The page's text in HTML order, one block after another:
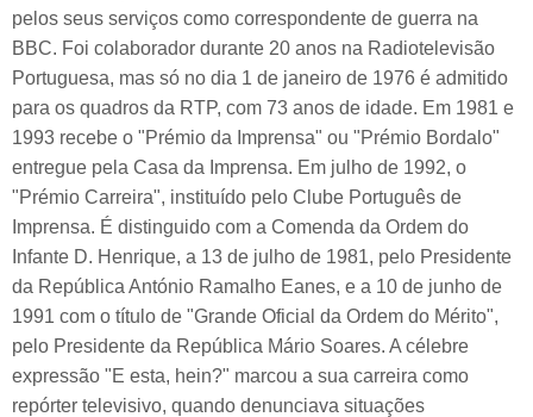
pelos seus serviços como correspondente de guerra na
BBC. Foi colaborador durante 20 anos na Radiotelevisão
Portuguesa, mas só no dia 1 de janeiro de 1976 é admitido
para os quadros da RTP, com 73 anos de idade. Em 1981 e
1993 recebe o "Prémio da Imprensa" ou "Prémio Bordalo"
entregue pela Casa da Imprensa. Em julho de 1992, o
"Prémio Carreira", instituído pelo Clube Português de
Imprensa. É distinguido com a Comenda da Ordem do
Infante D. Henrique, a 13 de julho de 1981, pelo Presidente
da República António Ramalho Eanes, e a 10 de junho de
1991 com o título de "Grande Oficial da Ordem do Mérito",
pelo Presidente da República Mário Soares. A célebre
expressão "E esta, hein?" marcou a sua carreira como
repórter televisivo, quando denunciava situações